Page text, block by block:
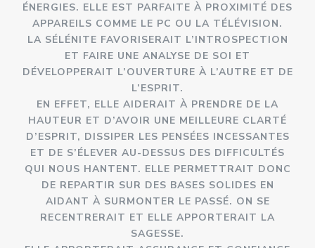
ÉNERGIES. ELLE EST PARFAITE À PROXIMITÉ DES
APPAREILS COMME LE PC OU LA TÉLÉVISION.
LA SÉLÉNITE FAVORISERAIT L’INTROSPECTION
ET FAIRE UNE ANALYSE DE SOI ET
DÉVELOPPERAIT L’OUVERTURE À L’AUTRE ET DE
L’ESPRIT.
EN EFFET, ELLE AIDERAIT À PRENDRE DE LA
HAUTEUR ET D’AVOIR UNE MEILLEURE CLARTÉ
D’ESPRIT, DISSIPER LES PENSÉES INCESSANTES
ET DE S’ÉLEVER AU-DESSUS DES DIFFICULTÉS
QUI NOUS HANTENT. ELLE PERMETTRAIT DONC
DE REPARTIR SUR DES BASES SOLIDES EN
AIDANT À SURMONTER LE PASSÉ. ON SE
RECENTRERAIT ET ELLE APPORTERAIT LA
SAGESSE.